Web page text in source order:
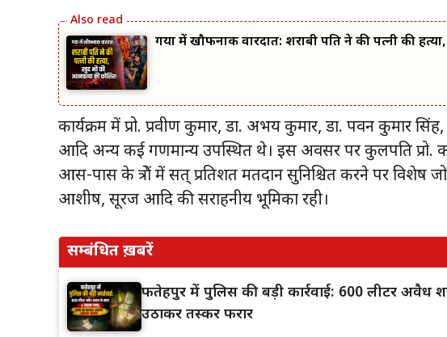
गया में खौफनाक वारदात: शराबी पति ने की पत्नी की
कार्यक्रम में प्रो. प्रवीण कुमार, डा. अभय कुमार, डा. पवन कुमार
आदि अन्य कई गणमान्य उपस्थित थे। इस अवसर पर कुलपति प्रो.
आस-पास के क्षेत्रों में सत् प्रतिशत मतदान सुनिश्चित करने पर विशेष
आशीष, सूरज आदि की सराहनीय भूमिका रही।
सम्बंधित ख़बरें
फतेहपुर में पुलिस की बड़ी कार्रवाई: 600 लीटर अवैध
उठाकर तस्कर फरार